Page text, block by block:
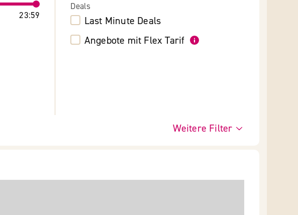
23:59
Deals
Last Minute Deals
Angebote mit Flex Tarif
Weitere Filter